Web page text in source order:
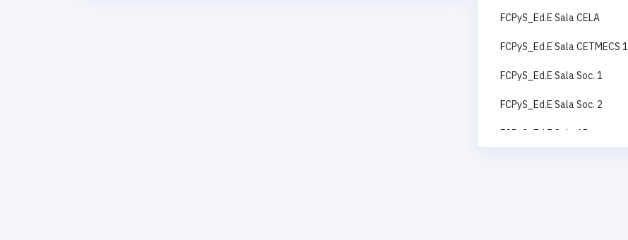
FCPyS_Ed.E Sala CELA
FCPyS_Ed.E Sala CETMECS 1
FCPyS_Ed.E Sala Soc. 1
FCPyS_Ed.E Sala Soc. 2
FCPyS_Ed.E Sala AP